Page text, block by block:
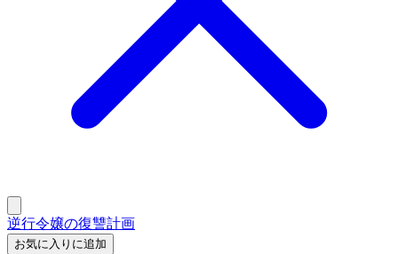
逆行令嬢の復讐計画
お気に入りに追加